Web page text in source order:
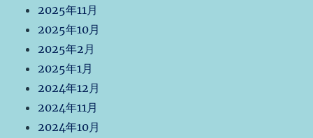
2025年11月
2025年10月
2025年2月
2025年1月
2024年12月
2024年11月
2024年10月